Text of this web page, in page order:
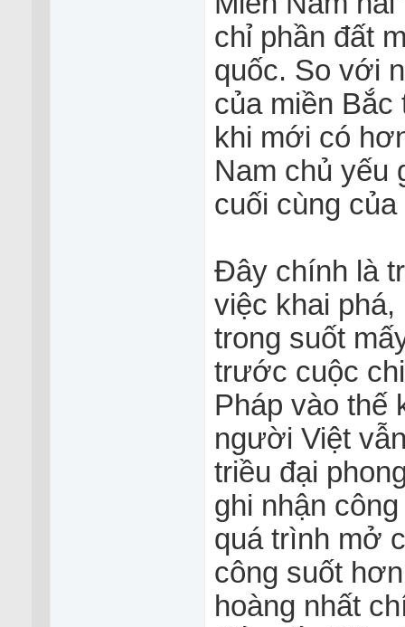
chỉ phần đất
quốc. So với
của miền Bắc
khi mới có
Nam chủ yếu
cuối cùng
Đây chính là
việc khai
trong suốt
trước cuộc
Pháp vào thế
người Việt
triều đại
ghi nhận
quá trình mở
công suốt
hoàng nhất